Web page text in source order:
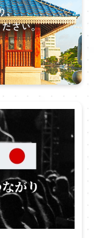
、
さい。